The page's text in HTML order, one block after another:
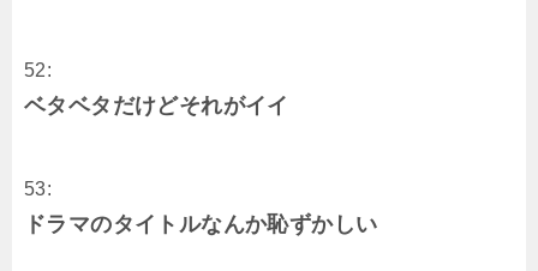
52:
ベタベタだけどそれがイイ
53:
ドラマのタイトルなんか恥ずかしい